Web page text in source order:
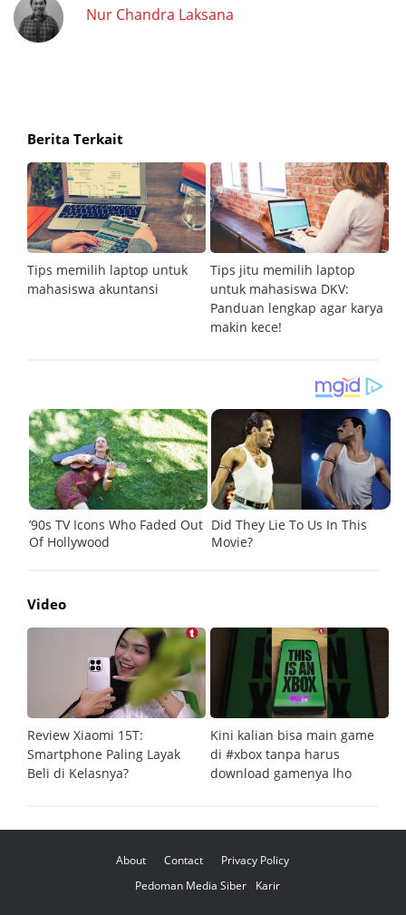
Nur Chandra Laksana
Berita Terkait
Tips memilih laptop untuk
mahasiswa akuntansi
Tips jitu memilih laptop
untuk mahasiswa DKV:
Panduan lengkap agar karya
makin kece!
Video
Review Xiaomi 15T:
Smartphone Paling Layak
Beli di Kelasnya?
Kini kalian bisa main game
di #xbox tanpa harus
download gamenya lho
About Contact
Privacy Policy
Pedoman Media Siber
Karir